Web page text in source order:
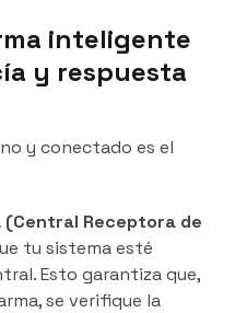
inteligente
y respuesta
y conectado es el
(Central Receptora de
tu sistema esté
Esto garantiza que,
se verifique la